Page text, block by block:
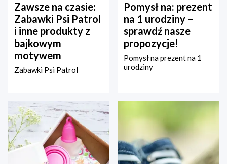
Zawsze na czasie:
Zabawki Psi Patrol
i inne produkty z
bajkowym
motywem
Zabawki Psi Patrol
Pomysł na: prezent
na 1 urodziny –
sprawdź nasze
propozycje!
Pomysł na prezent na 1
urodziny